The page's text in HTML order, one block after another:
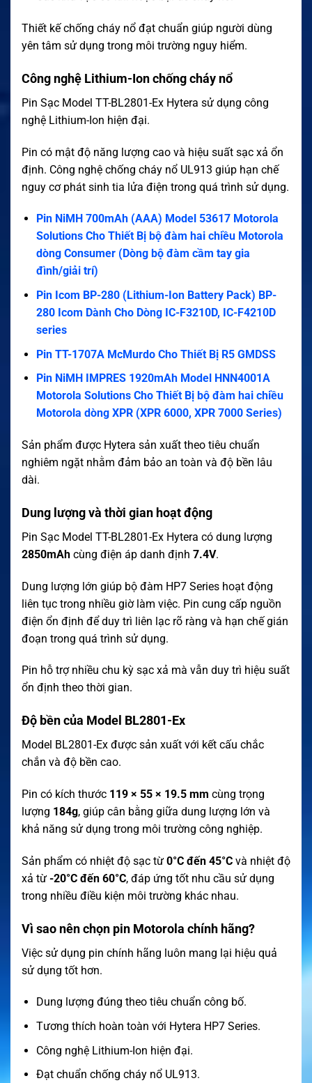
Thiết kế chống cháy nổ đạt chuẩn giúp người dùng
yên tâm sử dụng trong môi trường nguy hiểm.
Công nghệ Lithium-Ion chống cháy nổ
Pin Sạc Model TT-BL2801-Ex Hytera sử dụng công
nghệ Lithium-Ion hiện đại.
Pin có mật độ năng lượng cao và hiệu suất sạc xả ổn
định. Công nghệ chống cháy nổ UL913 giúp hạn chế
nguy cơ phát sinh tia lửa điện trong quá trình sử dụng.
Pin NiMH 700mAh (AAA) Model 53617 Motorola
Solutions Cho Thiết Bị bộ đàm hai chiều Motorola
dòng Consumer (Dòng bộ đàm cầm tay gia
đình/giải trí)
Pin Icom BP-280 (Lithium-Ion Battery Pack) BP-
280 Icom Dành Cho Dòng IC-F3210D, IC-F4210D
series
Pin TT-1707A McMurdo Cho Thiết Bị R5 GMDSS
Pin NiMH IMPRES 1920mAh Model HNN4001A
Motorola Solutions Cho Thiết Bị bộ đàm hai chiều
Motorola dòng XPR (XPR 6000, XPR 7000 Series)
Sản phẩm được Hytera sản xuất theo tiêu chuẩn
nghiêm ngặt nhằm đảm bảo an toàn và độ bền lâu
dài.
Dung lượng và thời gian hoạt động
Pin Sạc Model TT-BL2801-Ex Hytera có dung lượng
2850mAh cùng điện áp danh định 7.4V.
Dung lượng lớn giúp bộ đàm HP7 Series hoạt động
liên tục trong nhiều giờ làm việc. Pin cung cấp nguồn
điện ổn định để duy trì liên lạc rõ ràng và hạn chế gián
đoạn trong quá trình sử dụng.
Pin hỗ trợ nhiều chu kỳ sạc xả mà vẫn duy trì hiệu suất
ổn định theo thời gian.
Độ bền của Model BL2801-Ex
Model BL2801-Ex được sản xuất với kết cấu chắc
chắn và độ bền cao.
Pin có kích thước 119 × 55 × 19.5 mm cùng trọng
lượng 184g, giúp cân bằng giữa dung lượng lớn và
khả năng sử dụng trong môi trường công nghiệp.
Sản phẩm có nhiệt độ sạc từ 0°C đến 45°C và nhiệt độ
xả từ -20°C đến 60°C, đáp ứng tốt nhu cầu sử dụng
trong nhiều điều kiện môi trường khác nhau.
Vì sao nên chọn pin Motorola chính hãng?
Việc sử dụng pin chính hãng luôn mang lại hiệu quả
sử dụng tốt hơn.
Dung lượng đúng theo tiêu chuẩn công bố.
Tương thích hoàn toàn với Hytera HP7 Series.
Công nghệ Lithium-Ion hiện đại.
Đạt chuẩn chống cháy nổ UL913.